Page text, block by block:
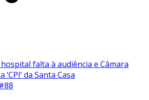
falta à audiência e Câmara
da Santa Casa